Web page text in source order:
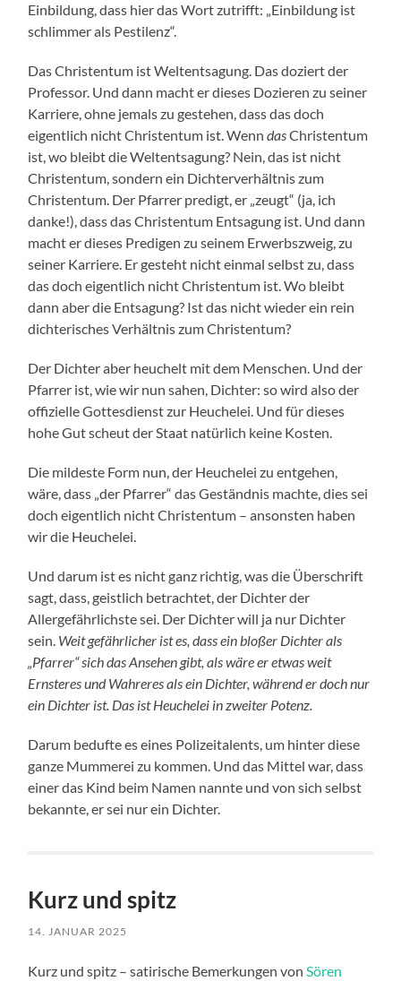
Einbildung, dass hier das Wort zutrifft: „Einbildung ist
schlimmer als Pestilenz“.
Das Christentum ist Weltentsagung. Das doziert der
Professor. Und dann macht er dieses Dozieren zu seiner
Karriere, ohne jemals zu gestehen, dass das doch
eigentlich nicht Christentum ist. WenndasChristentum
ist, wo bleibt die Weltentsagung? Nein, das ist nicht
Christentum, sondern ein Dichterverhältnis zum
Christentum. Der Pfarrer predigt, er „zeugt“ (ja, ich
danke!), dass das Christentum Entsagung ist. Und dann
macht er dieses Predigen zu seinem Erwerbszweig, zu
seiner Karriere. Er gesteht nicht einmal selbst zu, dass
das doch eigentlich nicht Christentum ist. Wo bleibt
dann aber die Entsagung? Ist das nicht wieder ein rein
dichterisches Verhältnis zum Christentum?
Der Dichter aber heuchelt mit dem Menschen. Und der
Pfarrer ist, wie wir nun sahen, Dichter: so wird also der
offizielle Gottesdienst zur Heuchelei. Und für dieses
hohe Gut scheut der Staat natürlich keine Kosten.
Die mildeste Form nun, der Heuchelei zu entgehen,
wäre, dass „der Pfarrer“ das Geständnis machte, dies sei
doch eigentlich nicht Christentum – ansonsten haben
wir die Heuchelei.
Und darum ist es nicht ganz richtig, was die Überschrift
sagt, dass, geistlich betrachtet, der Dichter der
Allergefährlichste sei. Der Dichter will ja nur Dichter
sein. Weit gefährlicher ist es, dass ein bloßer Dichter als
„Pfarrer“ sich das Ansehen gibt, als wäre er etwas weit
Ernsteres und Wahreres als ein Dichter, während er doch nur
ein Dichter ist. Das ist Heuchelei in zweiter Potenz.
Darum bedufte es eines Polizeitalents, um hinter diese
ganze Mummerei zu kommen. Und das Mittel war, dass
einer das Kind beim Namen nannte und von sich selbst
bekannte, er sei nur ein Dichter.
Kurz und spitz
14. JANUAR 2025
Kurz und spitz – satirische Bemerkungen vonSören